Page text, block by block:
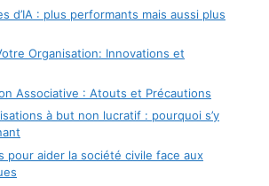
d’IA : plus performants mais aussi plus
Organisation: Innovations et
Associative : Atouts et Précautions
à but non lucratif : pourquoi s’y
pour aider la société civile face aux